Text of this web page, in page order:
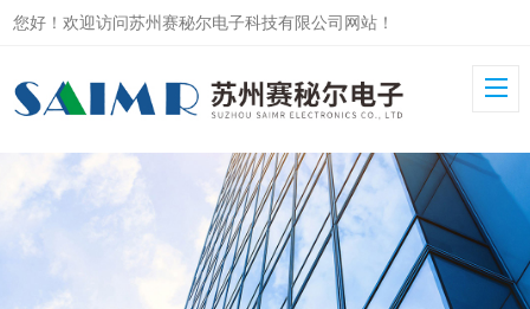
您好！欢迎访问苏州赛秘尔电子科技有限公司网站！